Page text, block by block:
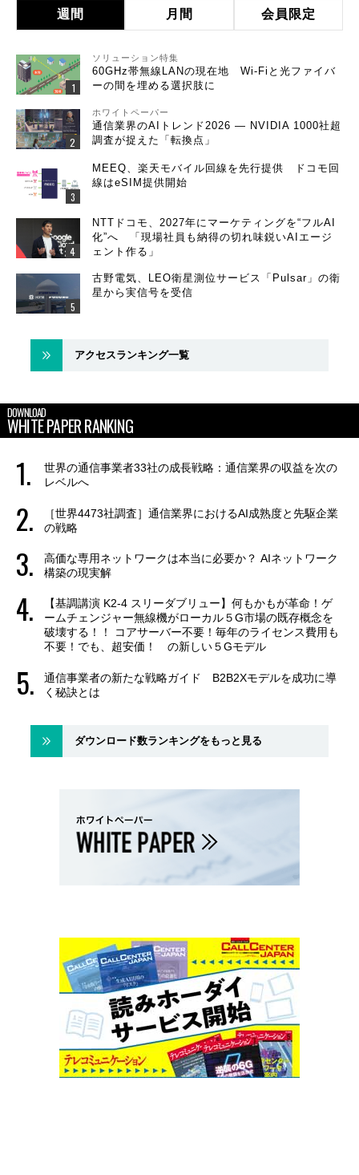
週間 月間 会員限定
ソリューション特集
60GHz帯無線LANの現在地 Wi-Fiと光ファイバ
ーの間を埋める選択肢に
ホワイトペーパー
通信業界のAIトレンド2026 ― NVIDIA 1000社超
調査が捉えた「転換点」
MEEQ、楽天モバイル回線を先行提供 ドコモ回
線はeSIM提供開始
NTTドコモ、2027年にマーケティングを“フルAI
化”へ 「現場社員も納得の切れ味鋭いAIエージ
ェント作る」
古野電気、LEO衛星測位サービス「Pulsar」の衛
星から実信号を受信
アクセスランキング一覧
DOWNLOAD
WHITE PAPER RANKING
世界の通信事業者33社の成長戦略：通信業界の収益を次の
レベルへ
［世界4473社調査］通信業界におけるAI成熟度と先駆企業
の戦略
高価な専用ネットワークは本当に必要か？ AIネットワーク
構築の現実解
【基調講演 K2-4 スリーダブリュー】何もかもが革命！ゲ
ームチェンジャー無線機がローカル５G市場の既存概念を
破壊する！！ コアサーバー不要！毎年のライセンス費用も
不要！でも、超安価！ の新しい５Gモデル
通信事業者の新たな戦略ガイド B2B2Xモデルを成功に導
く秘訣とは
ダウンロード数ランキングをもっと見る